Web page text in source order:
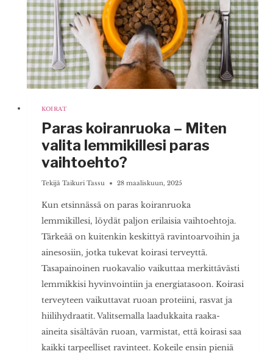
KOIRAT
Paras koiranruoka – Miten
valita lemmikillesi paras
vaihtoehto?
Tekijä Taikuri Tassu 28 maaliskuun, 2025
Kun etsinnässä on paras koiranruoka
lemmikillesi, löydät paljon erilaisia vaihtoehtoja.
Tärkeää on kuitenkin keskittyä ravintoarvoihin ja
ainesosiin, jotka tukevat koirasi terveyttä.
Tasapainoinen ruokavalio vaikuttaa merkittävästi
lemmikkisi hyvinvointiin ja energiatasoon. Koirasi
terveyteen vaikuttavat ruoan proteiini, rasvat ja
hiilihydraatit. Valitsemalla laadukkaita raaka-
aineita sisältävän ruoan, varmistat, että koirasi saa
kaikki tarpeelliset ravinteet. Kokeile ensin pieniä